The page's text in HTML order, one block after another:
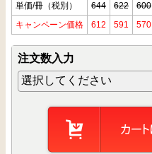
単価/冊（税別）
644 622 600
キャンペーン価格
612 591 570
注文数入力